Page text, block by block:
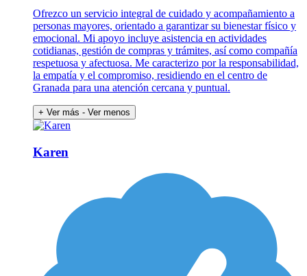
Ofrezco un servicio integral de cuidado y acompañamiento a
personas mayores, orientado a garantizar su bienestar físico y
emocional. Mi apoyo incluye asistencia en actividades
cotidianas, gestión de compras y trámites, así como compañía
respetuosa y afectuosa. Me caracterizo por la responsabilidad,
la empatía y el compromiso, residiendo en el centro de
Granada para una atención cercana y puntual.
+ Ver más - Ver menos
Karen